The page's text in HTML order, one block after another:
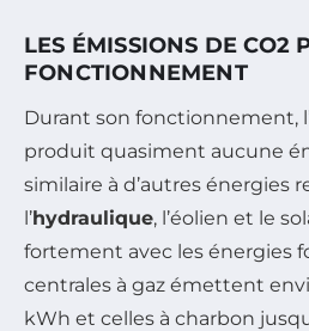
LES ÉMISSIONS DE CO2
FONCTIONNEMENT
Durant son fonctionnement,
produit quasiment aucune
similaire à d’autres énergies
l’hydraulique, l’éolien et le
fortement avec les énergies
centrales à gaz émettent
kWh et celles à charbon